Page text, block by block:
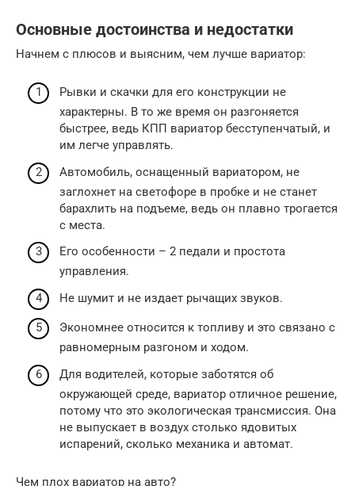
Основные достоинства и недостатки
Начнем с плюсов и выясним, чем лучше вариатор:
Рывки и скачки для его конструкции не
характерны. В то же время он разгоняется
быстрее, ведь КПП вариатор бесступенчатый, и
им легче управлять.
Автомобиль, оснащенный вариатором, не
заглохнет на светофоре в пробке и не станет
барахлить на подъеме, ведь он плавно трогается
с места.
Его особенности – 2 педали и простота
управления.
Не шумит и не издает рычащих звуков.
Экономнее относится к топливу и это связано с
равномерным разгоном и ходом.
Для водителей, которые заботятся об
окружающей среде, вариатор отличное решение,
потому что это экологическая трансмиссия. Она
не выпускает в воздух столько ядовитых
испарений, сколько механика и автомат.
Чем плох вариатор на авто?